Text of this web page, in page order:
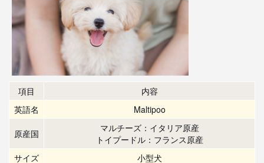
項目
内容
英語名
Maltipoo
原産国
マルチーズ：イタリア原産
トイプードル：フランス原産
サイズ
小型犬